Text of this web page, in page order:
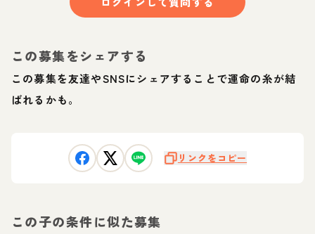
この募集をシェアする
この募集を友達やSNSにシェアすることで運命の糸が結
ばれるかも。
リンクをコピー
この子の条件に似た募集